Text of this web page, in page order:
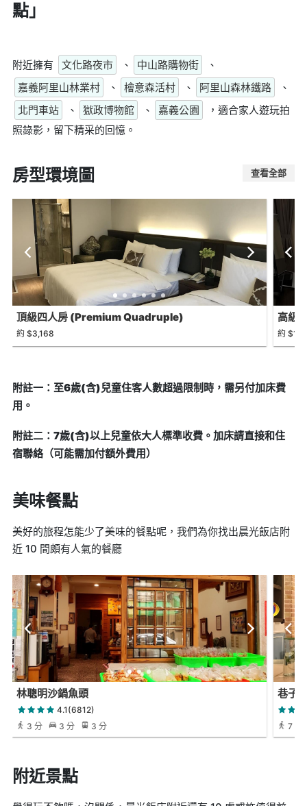
點」
附近擁有 文化路夜市 、 中山路購物街
、
嘉義阿里山林業村
、 檜意森活村 、 阿里山森林鐵路
、
北門車站
、 獄政博物館 、 嘉義公園
，適合家人遊玩拍
照錄影，留下精采的回憶。
房型環境圖 查看全部
頂級四人房 (Premium Quadruple)
約 $3,168
高級
約
附註一：至6歲(含)兒童住客人數超過限制時，需另付加床費
用。
附註二：7歲(含)以上兒童依大人標準收費。加床請直接和住
宿聯絡（可能需加付額外費用）
美味餐點
美好的旅程怎能少了美味的餐點呢，我們為你找出晨光飯店附
近 10 間頗有人氣的餐廳
林聰明沙鍋魚頭
4.1(6812)
3 分
3 分 3 分
巷子
7 分
附近景點